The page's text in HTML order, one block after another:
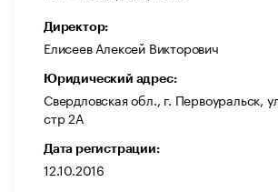
Директор:
Елисеев Алексей Викторович
Юридический адрес:
Свердловская обл., г. Первоуральск,
стр 2А
Дата регистрации:
12.10.2016